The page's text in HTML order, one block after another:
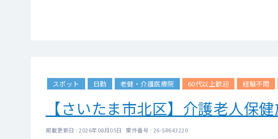
スポット 日勤 老健・介護医療院 60代以上歓迎 経験不問
【さいたま市北区】介護老人保
掲載更新日 : 2026年08月05日 案件番号 : 26-SR643220